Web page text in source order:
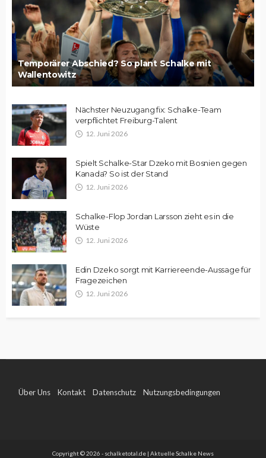
Temporärer Abschied? So plant Schalke mit
Wallentowitz
Nächster Neuzugang fix: Schalke-Team
verpflichtet Freiburg-Talent
12. Juni 2026
Spielt Schalke-Star Dzeko mit Bosnien gegen
Kanada? So ist der Stand
12. Juni 2026
Schalke-Flop Jordan Larsson zieht es in die
Wüste
12. Juni 2026
Edin Dzeko sorgt mit Karriereende-Aussage für
Fragezeichen
12. Juni 2026
Über Uns Kontakt Datenschutz Nutzungsbedingungen
Copyright © 2026 - schalketotal.de | Aktuelle Schalke News